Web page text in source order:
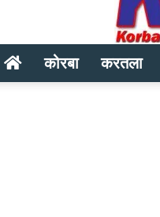
कोरबा करतला